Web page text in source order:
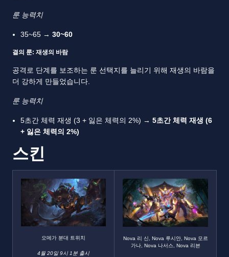
룬 능력치
35~65 → 30~60
결의 룬: 재생의 바람
공격로 단계를 보조하는 룬 선택지를 늘리기 위해 재생의 바람을
더 강하게 만들었습니다.
룬 능력치
5초간 체력 재생 (3 + 잃은 체력의 2%) → 5초간 체력 재생 (6
+ 잃은 체력의 2%)
스킨
오메가 분대 트위치
4월 20일 9시 1분 출시
Nova 리 신, Nova 루시안, Nova 모르
가나, Nova 나서스, Nova 리븐